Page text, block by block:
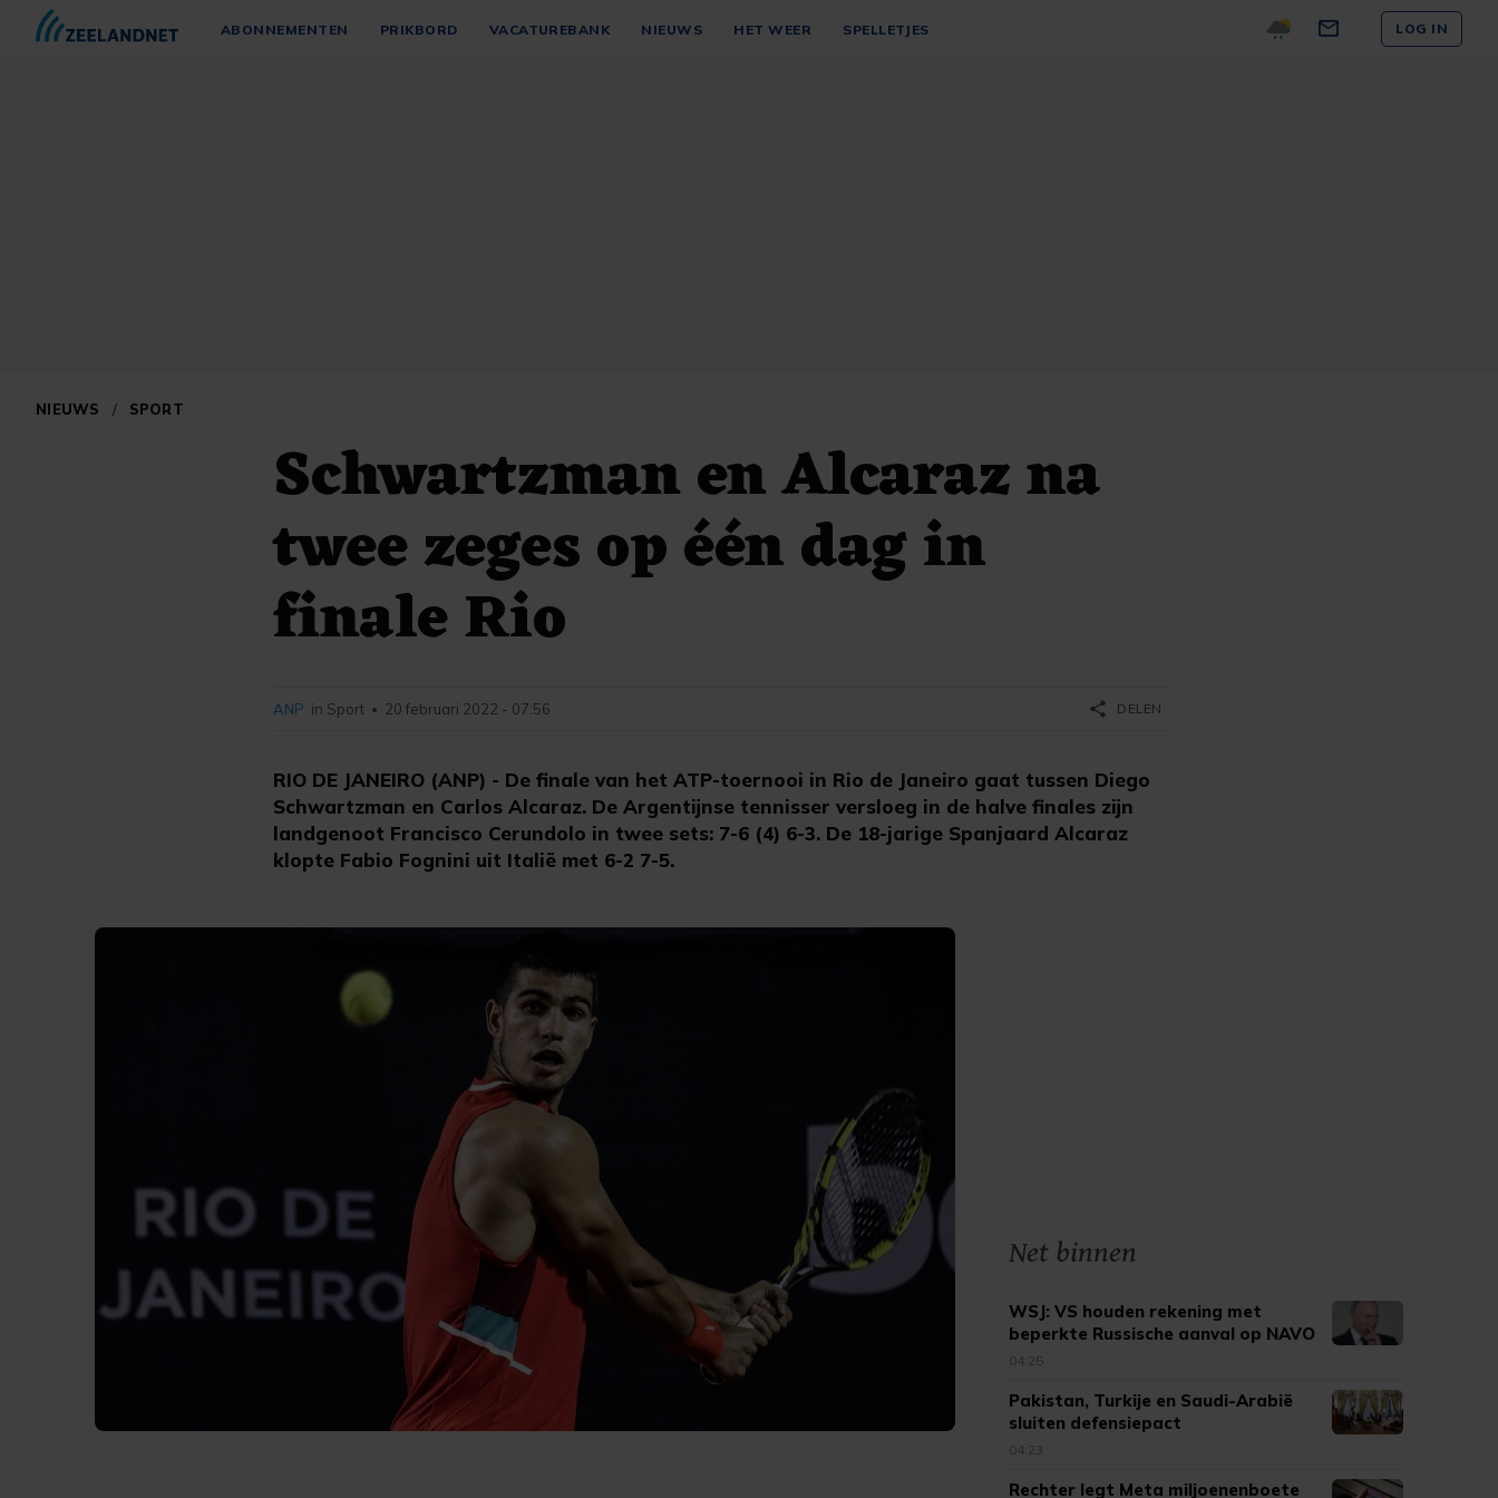
ABONNEMENTEN PRIKBORD VACATUREBANK NIEUWS HET WEER SPELLETJES LOG IN
NIEUWS / SPORT
Schwartzman en Alcaraz na
twee zeges op één dag in
finale Rio
RIO DE JANEIRO (ANP) - De finale van het ATP-toernooi in Rio de Janeiro gaat tussen Diego
Schwartzman en Carlos Alcaraz. De Argentijnse tennisser versloeg in de halve finales zijn
landgenoot Francisco Cerundolo in twee sets: 7-6 (4) 6-3. De 18-jarige Spanjaard Alcaraz
klopte Fabio Fognini uit Italië met 6-2 7-5.
ANP in Sport • 20 februari 2022 - 07:56 share DELEN
Net binnen
WSJ: VS houden rekening met
beperkte Russische aanval op NAVO
04:25
Pakistan, Turkije en Saudi-Arabië
sluiten defensiepact
04:23
Rechter legt Meta miljoenenboete